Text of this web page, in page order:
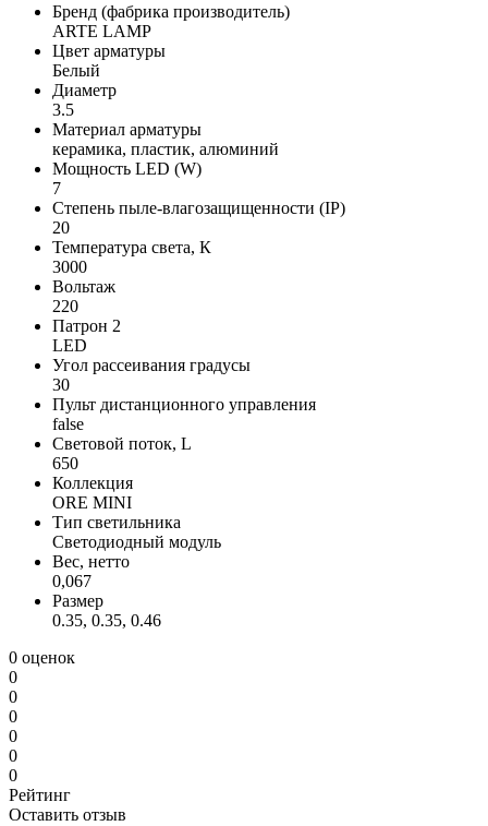
Бренд (фабрика производитель)
ARTE LAMP
Цвет арматуры
Белый
Диаметр
3.5
Материал арматуры
керамика, пластик, алюминий
Мощность LED (W)
7
Степень пыле-влагозащищенности (IP)
20
Температура света, К
3000
Вольтаж
220
Патрон 2
LED
Угол рассеивания градусы
30
Пульт дистанционного управления
false
Световой поток, L
650
Коллекция
ORE MINI
Тип светильника
Светодиодный модуль
Вес, нетто
0,067
Размер
0.35, 0.35, 0.46
0 оценок
0
0
0
0
0
0
Рейтинг
Оставить отзыв